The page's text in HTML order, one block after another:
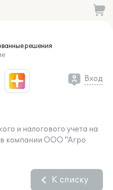
решения
Вход
и налогового учета на
в компании ООО "Агро
К списку